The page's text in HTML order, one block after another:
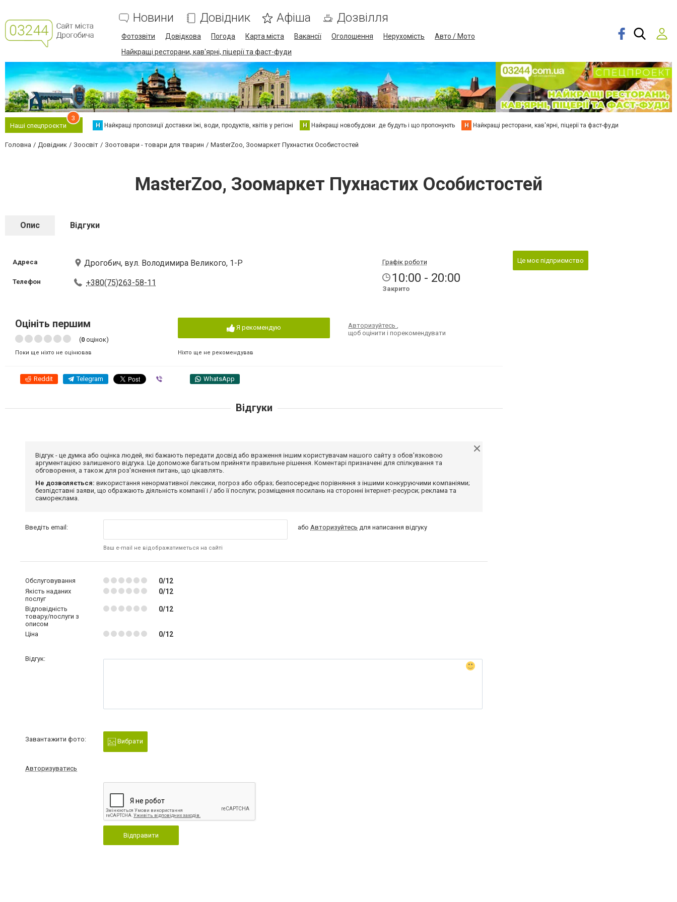
Новини Довідник Афіша Дозвілля
Фотозвіти Довідкова Погода Карта міста Вакансії Оголошення Нерухомість
Авто / Мото
Найкращі ресторани, кав'ярні, піцерії та фаст-фуди
Наші спецпроєкти
3
Н Найкращі пропозиції доставки їжі, води, продуктів, квітів у регіоні Н Найкращі новобудови: де будуть і що пропонують Н Найкращі ресторани, кав'ярні, піцерії та фаст-фуди
Головна Довідник Зоосвіт Зоотовари - товари для тварин MasterZoo, Зоомаркет Пухнастих Особистостей
MasterZoo, Зоомаркет Пухнастих Особистостей
Опис Відгуки
Адреса Дрогобич, вул. Володимира Великого, 1-Р
Телефон +380(75)263-58-11
Графік роботи
10:00 - 20:00
Закрито
Оцініть першим
(0 оцінок)
Поки ще ніхто не оцінював
Я рекомендую
Ніхто ще не рекомендував
Авторизуйтесь,
щоб оцінити і порекомендувати
Reddit Telegram WhatsApp
Це моє підприємство
Відгуки
Відгук - це думка або оцінка людей, які бажають передати досвід або враження іншим користувачам нашого сайту з обов'язковою
аргументацією залишеного відгука. Це допоможе багатьом прийняти правильне рішення. Коментарі призначені для спілкування та
обговорення, а також для роз'яснення питань, що цікавлять.
Не дозволяється: використання ненормативної лексики, погроз або образ; безпосереднє порівняння з іншими конкуруючими компаніями;
безпідставні заяви, що ображають діяльність компанії і / або її послуги; розміщення посилань на сторонні інтернет-ресурси; реклама та
самореклама.
Введіть email:
Ваш e-mail не відображатиметься на сайті
абоАвторизуйтесь для написання відгуку
Обслуговування 0/12
Якість наданих
послуг
0/12
Відповідність
товару/послуги з
описом
0/12
Ціна 0/12
Відгук:
Завантажити фото: Вибрати
Авторизуватись
Відправити